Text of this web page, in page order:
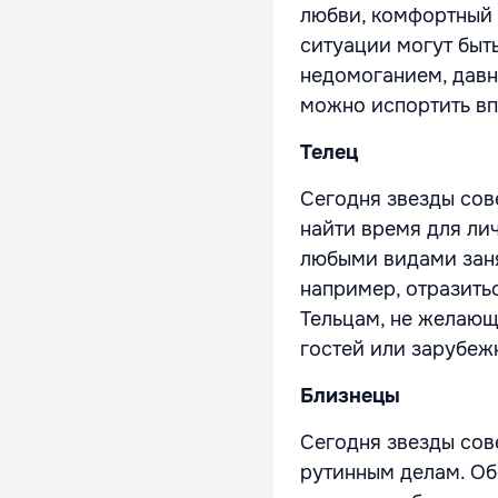
любви, комфортный
ситуации могут
недомоганием,
можно испортить
Телец
Сегодня звезды
найти время для
любыми видами
например,
Тельцам, не
гостей или
Близнецы
Сегодня звезды
рутинным делам.